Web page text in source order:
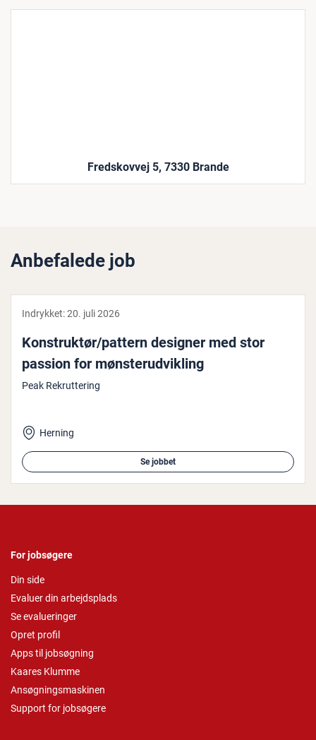
Fredskovvej 5, 7330 Brande
Anbefalede job
Indrykket:20. juli 2026
Kon­struk­tør/pattern designer med stor
passion for møn­ster­ud­vik­ling
Peak Rekruttering
Herning
Se jobbet
For jobsøgere
Din side
Evaluer din arbejdsplads
Se evalueringer
Opret profil
Apps til jobsøgning
Kaares Klumme
Ansøgningsmaskinen
Support for jobsøgere